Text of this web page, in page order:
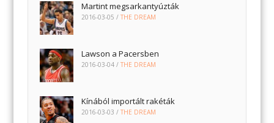
Martint megsarkantyúzták
2016-03-05 /THE DREAM
Lawson a Pacersben
2016-03-04 /THE DREAM
Kínából importált rakéták
2016-03-03 /THE DREAM